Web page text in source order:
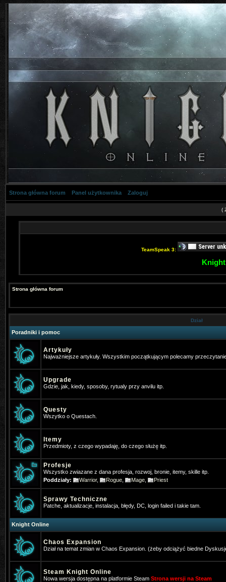
Strona główna forum Panel użytkownika Zaloguj
(
TeamSpeak 3:
Strona główna forum
Dział
Poradniki i pomoc
Artykuły
Najważniejsze artykuły. Wszystkim początkującym polecamy
Upgrade
Gdzie, jak, kiedy, sposoby, rytualy przy anvilu itp.
Questy
Wszytko o Questach.
Itemy
Przedmioty, z czego wypadaję, do czego służę itp.
Profesje
Wszystko zwiazane z dana profesja, rozwoj, bronie, itemy, skille itp.
Poddziały:
Warrior, Rogue Mage Priest
Sprawy Techniczne
Patche, aktualizacje, instalacja, błędy, DC, login failed i takie tam.
Knight Online
Chaos Expansion
Dział na temat zmian w Chaos Expansion. (żeby odciążyć biedne
Steam Knight Online
Nowa wersja dostępna na platformie Steam Strona wersji na Steam